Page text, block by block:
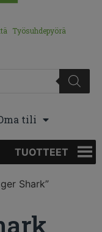
Työsuhdepyörä
tili
TUOTTEET
Shark”